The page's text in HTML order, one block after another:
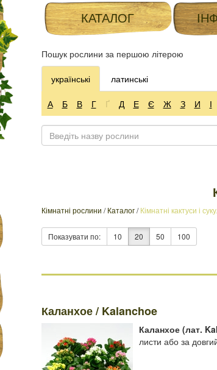
КАТАЛОГ
Пошук рослини за першою літерою
українські латинські
А Б В Г Ґ Д Е Є Ж З И І
Кімнатні рослини /Каталог/Кімнатні кактуси і
Показувати по: 10 20 50 100
Каланхое / Kalanchoe
Каланхое (лат.
листи або за